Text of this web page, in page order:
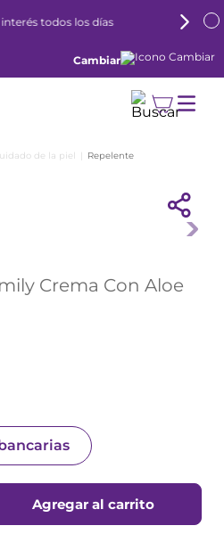
todos los días
Cambiar
de la piel Repelente
Crema Con Aloe
Agregar al carrito